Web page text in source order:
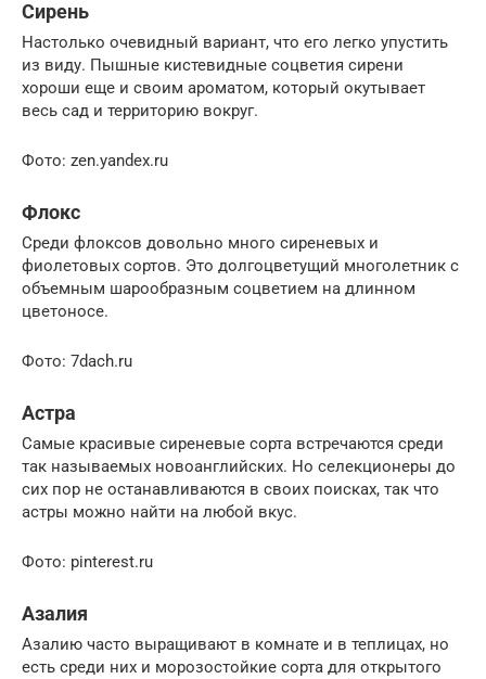
Сирень
Настолько очевидный вариант, что его легко упустить
из виду. Пышные кистевидные соцветия сирени
хороши еще и своим ароматом, который окутывает
весь сад и территорию вокруг.
Фото: zen.yandex.ru
Флокс
Среди флоксов довольно много сиреневых и
фиолетовых сортов. Это долгоцветущий многолетник с
объемным шарообразным соцветием на длинном
цветоносе.
Фото: 7dach.ru
Астра
Самые красивые сиреневые сорта встречаются среди
так называемых новоанглийских. Но селекционеры до
сих пор не останавливаются в своих поисках, так что
астры можно найти на любой вкус.
Фото: pinterest.ru
Азалия
Азалию часто выращивают в комнате и в теплицах, но
есть среди них и морозостойкие сорта для открытого